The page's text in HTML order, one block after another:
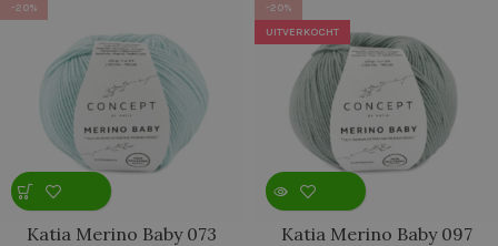
-20%
Katia Merino Baby 073
-20%
UITVERKOCHT
Katia Merino Baby 097